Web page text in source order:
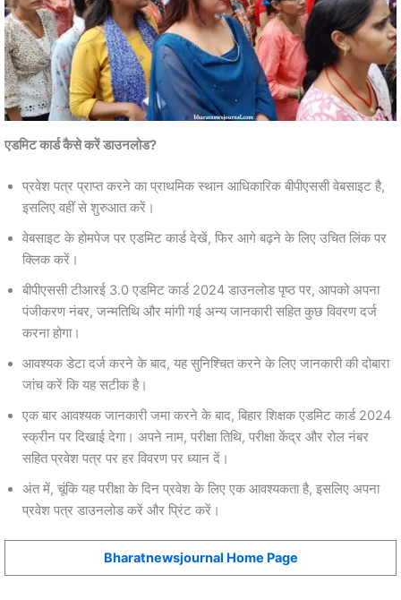
एडमिट कार्ड कैसे करें डाउनलोड?
प्रवेश पत्र प्राप्त करने का प्राथमिक स्थान आधिकारिक बीपीएससी वेबसाइट है,
इसलिए वहीं से शुरुआत करें।
वेबसाइट के होमपेज पर एडमिट कार्ड देखें, फिर आगे बढ़ने के लिए उचित लिंक पर
क्लिक करें।
बीपीएससी टीआरई 3.0 एडमिट कार्ड 2024 डाउनलोड पृष्ठ पर, आपको अपना
पंजीकरण नंबर, जन्मतिथि और मांगी गई अन्य जानकारी सहित कुछ विवरण दर्ज
करना होगा।
आवश्यक डेटा दर्ज करने के बाद, यह सुनिश्चित करने के लिए जानकारी की दोबारा
जांच करें कि यह सटीक है।
एक बार आवश्यक जानकारी जमा करने के बाद, बिहार शिक्षक एडमिट कार्ड 2024
स्क्रीन पर दिखाई देगा। अपने नाम, परीक्षा तिथि, परीक्षा केंद्र और रोल नंबर
सहित प्रवेश पत्र पर हर विवरण पर ध्यान दें।
अंत में, चूंकि यह परीक्षा के दिन प्रवेश के लिए एक आवश्यकता है, इसलिए अपना
प्रवेश पत्र डाउनलोड करें और प्रिंट करें।
Bharatnewsjournal Home Page